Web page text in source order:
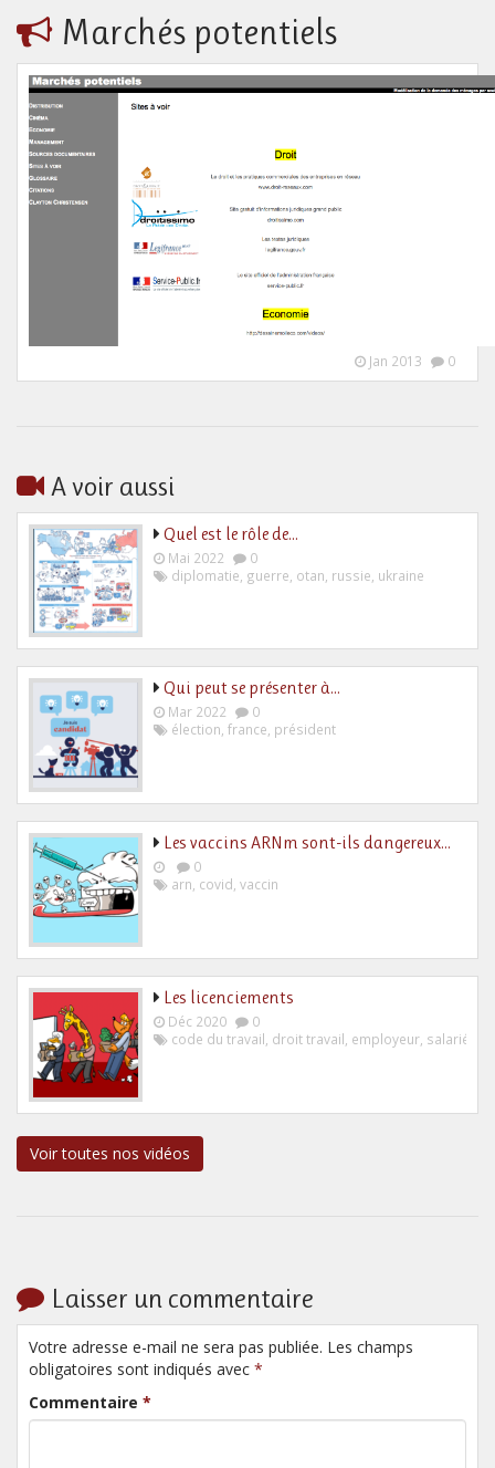
Marchés potentiels
Jan 2013 0
A voir aussi
Quel est le rôle de…
Mai 2022
0
diplomatie guerre otan russie ukraine
Qui peut se présenter à…
Mar 2022
0
élection france président
Les vaccins ARNm sont-ils dangereux…
0
arn covid vaccin
Les licenciements
Déc 2020
0
code du travail droit travail employeur salarié
Voir toutes nos vidéos
Laisser un commentaire
Votre adresse e-mail ne sera pas publiée. Les champs
obligatoires sont indiqués avec *
Commentaire *